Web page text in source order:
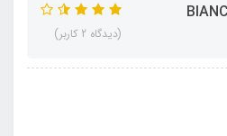
(دیدگاه 2 کاربر)